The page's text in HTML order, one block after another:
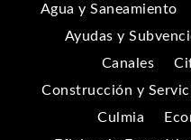
Agua y Saneamiento
Ayudas y
Canales
Construcción y
Culmia